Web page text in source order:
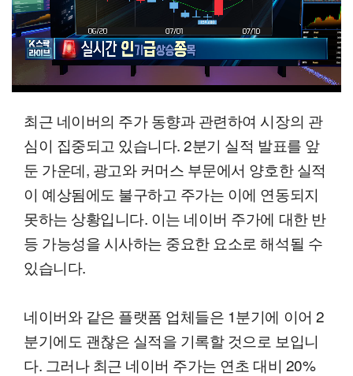
일반배속
최근 네이버의 주가 동향과 관련하여 시장의 관
심이 집중되고 있습니다. 2분기 실적 발표를 앞
둔 가운데, 광고와 커머스 부문에서 양호한 실적
이 예상됨에도 불구하고 주가는 이에 연동되지
못하는 상황입니다. 이는 네이버 주가에 대한 반
등 가능성을 시사하는 중요한 요소로 해석될 수
있습니다.
네이버와 같은 플랫폼 업체들은 1분기에 이어 2
분기에도 괜찮은 실적을 기록할 것으로 보입니
다. 그러나 최근 네이버 주가는 연초 대비 20%